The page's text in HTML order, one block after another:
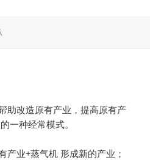
助改造原有产业，提高原有产
一种经常模式。
产业+蒸气机 形成新的产业；